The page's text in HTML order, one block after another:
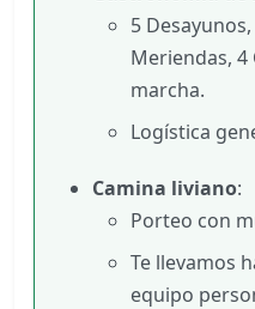
5
Meriendas,
marcha.
Logística
Camina liviano:
Porteo con
Te llevamos
equipo